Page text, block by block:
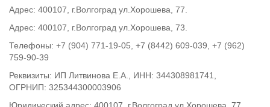
Адрес: 400107, г.Волгоград ул.Хорошева, 77.
Адрес: 400107, г.Волгоград ул.Хорошева, 73.
Телефоны: +7 (904) 771-19-05, +7 (8442) 609-039, +7 (962)
759-90-39
Реквизиты: ИП Литвинова Е.А., ИНН: 344308981741,
ОГРНИП: 325344300003906